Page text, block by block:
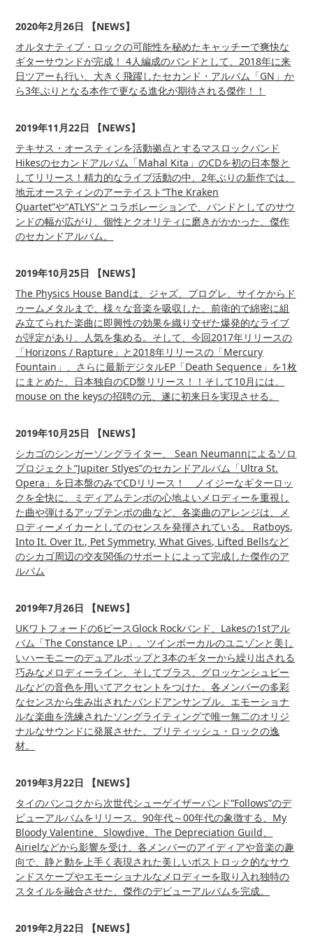
2020年2月26日 【NEWS】
オルタナティブ・ロックの可能性を秘めたキャッチーで爽快な
ギターサウンドが完成！ 4人編成のバンドとして、2018年に来
日ツアーも行い、大きく飛躍したセカンド・アルバム「GN」か
ら3年ぶりとなる本作で更なる進化が期待される傑作！！
2019年11月22日 【NEWS】
テキサス・オースティンを活動拠点とするマスロックバンド
Hikesのセカンドアルバム「Mahal Kita」のCDを初の日本盤と
してリリース！精力的なライブ活動の中、2年ぶりの新作では、
地元オースティンのアーテイスト“The Kraken
Quartet”や“ATLYS”とコラボレーションで、バンドとしてのサウ
ンドの幅が広がり、個性とクオリティに磨きがかかった、傑作
のセカンドアルバム。
2019年10月25日 【NEWS】
The Physics House Bandは、ジャズ、プログレ、サイケからド
ゥームメタルまで、様々な音楽を吸収した、前衛的で綿密に組
み立てられた楽曲に即興性の効果を織り交ぜた爆発的なライブ
が評定があり、人気を集める。そして、今回2017年リリースの
「Horizons / Rapture」と2018年リリースの「Mercury
Fountain」、さらに最新デジタルEP「Death Sequence」を1枚
にまとめた、日本独自のCD盤リリース！！そして10月には、
mouse on the keysの招聘の元、遂に初来日を実現させる。
2019年10月25日 【NEWS】
シカゴのシンガーソングライター、 Sean Neumannによるソロ
プロジェクト“Jupiter Stlyes”のセカンドアルバム「Ultra St.
Opera」を日本盤のみでCDリリース！ ノイジーなギターロッ
クを全快に、ミディアムテンポの心地よいメロディーを重視し
た曲や弾けるアップテンポの曲など、各楽曲のアレンジは、メ
ロディーメイカーとしてのセンスを発揮されている。 Ratboys,
Into It. Over It., Pet Symmetry, What Gives, Lifted Bellsなど
のシカゴ周辺の交友関係のサポートによって完成した傑作のア
ルバム
2019年7月26日 【NEWS】
UKワトフォードの6ピースGlock Rockバンド、Lakesの1stアル
バム「The Constance LP」。ツインボーカルのユニゾンと美し
いハーモニーのデュアルポップと3本のギターから繰り出される
巧みなメロディーライン、そしてブラス、グロッケンシュピー
ルなどの音色を用いてアクセントをつけた、各メンバーの多彩
なセンスから生み出されたバンドアンサンブル。エモーショナ
ルな楽曲を洗練されたソングライティングで唯一無二のオリジ
ナルなサウンドに発展させた、ブリティッシュ・ロックの逸
材。
2019年3月22日 【NEWS】
タイのバンコクから次世代シューゲイザーバンド“Follows”のデ
ビューアルバムをリリース。90年代～00年代の象徴する、My
Bloody Valentine、Slowdive、The Depreciation Guild、
Airielなどから影響を受け、各メンバーのアイディアや音楽の趣
向で、静と動を上手く表現された美しいポストロック的なサウ
ンドスケープやエモーショナルなメロディーを取り入れ独特の
スタイルを融合させた、傑作のデビューアルバムを完成。
2019年2月22日 【NEWS】